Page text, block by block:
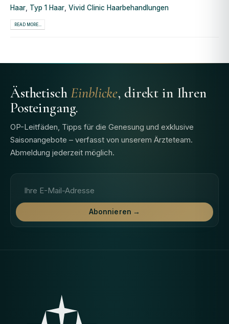
Haar Typ 1 Haar Vivid Clinic Haarbehandlungen
READ MORE...
ÄsthetischEinblicke, direkt in Ihren
Posteingang.
OP-Leitfäden, Tipps für die Genesung und exklusive
Saisonangebote – verfasst von unserem Ärzteteam.
Abmeldung jederzeit möglich.
Abonnieren →